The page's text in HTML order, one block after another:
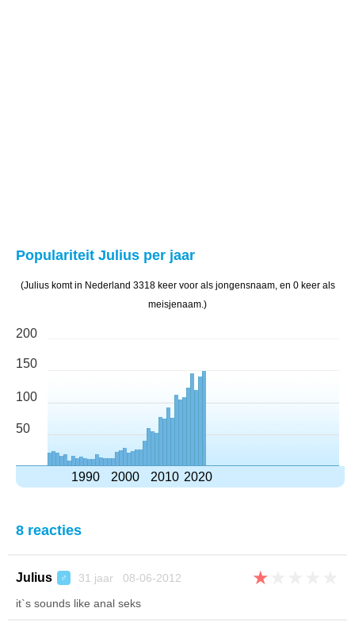
Populariteit Julius per jaar
(Julius komt in Nederland 3318 keer voor als jongensnaam, en 0 keer als
meisjenaam.)
200
150
100
50
1990 2000 2010 2020
8 reacties
Julius ♂ 31 jaar 08-06-2012 ★
it`s sounds like anal seks